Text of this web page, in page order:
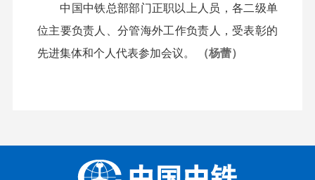
中国中铁总部部门正职以上人员，各二级单
位主要负责人、分管海外工作负责人，受表彰的
先进集体和个人代表参加会议。
（杨蕾）